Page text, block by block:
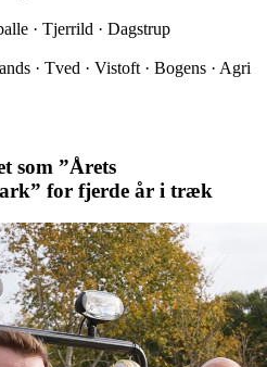
· Tjerrild · Dagstrup
· Tved · Vistoft · Bogens · Agri
som ”Årets
for fjerde år i træk